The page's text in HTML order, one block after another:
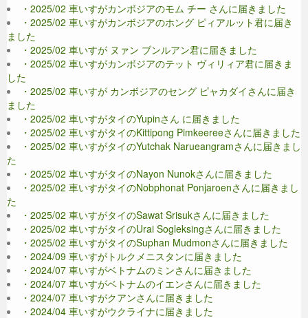
・2025/02 車いすがカンボジアのモム チー さんに届きました
・2025/02 車いすがカンボジアのホング ピィアルット君に届き
ました
・2025/02 車いすが ヌァン ブンルアン君に届きました
・2025/02 車いすがカンボジアのテット ヴィリィア君に届きま
した
・2025/02 車いすが カンボジアのセング ピャカダイさんに届き
ました
・2025/02 車いすがタイのYupinさん に届きました
・2025/02 車いすがタイのKittipong Pimkeereeさんに届きました
・2025/02 車いすがタイのYutchak Narueangramさんに届きまし
た
・2025/02 車いすがタイのNayon Nunokさんに届きました
・2025/02 車いすがタイのNobphonat Ponjaroenさんに届きまし
た
・2025/02 車いすがタイのSawat Srisukさんに届きました
・2025/02 車いすがタイのUrai Sogleksingさんに届きました
・2025/02 車いすがタイのSuphan Mudmonさんに届きました
・2024/09 車いすがトルクメニスタンに届きました
・2024/07 車いすがベトナムのミンさんに届きました
・2024/07 車いすがベトナムのイエンさんに届きました
・2024/07 車いすがクアンさんに届きました
・2024/04 車いすがウクライナに届きました